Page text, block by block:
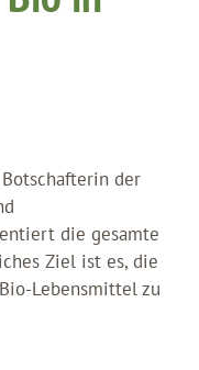
der
die gesamte
Ziel ist es, die
Lebensmittel zu